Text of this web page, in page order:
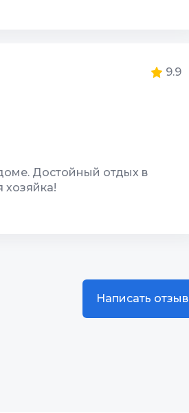
"Гостевой Дом Уюта и
9.9
Достойный отдых в
хозяйка!
Звукоизоляция
Написать отзыв